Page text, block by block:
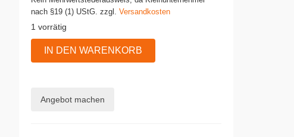
nach §19 (1) UStG. zzgl. Versandkosten
1 vorrätig
HANDBALL
IN DEN WARENKORB
Angebot machen